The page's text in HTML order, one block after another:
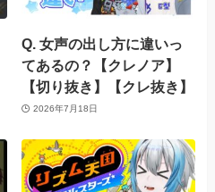
Q. 女声の出し方に違いっ
てあるの？【クレノア】
【切り抜き】【クレ抜き】
2026年7月18日